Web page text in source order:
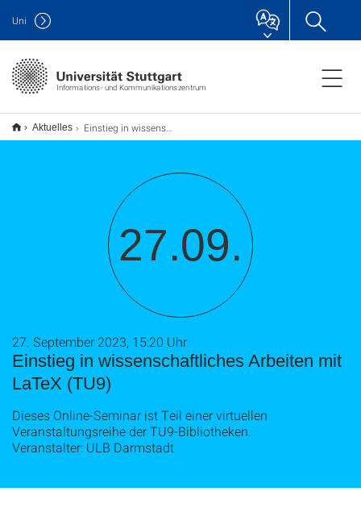
Informations- und Kommunikationszentrum
Uni
Aktuelles Einstieg in wissenschaftliches Arbeiten mit LaTeX (TU9)
27.09.
Einstieg in wissenschaftliches Arbeiten mit
LaTeX (TU9)
27. September 2023, 15:20 Uhr
Dieses Online-Seminar ist Teil einer virtuellen
Veranstaltungsreihe der TU9-Bibliotheken.
Veranstalter: ULB Darmstadt